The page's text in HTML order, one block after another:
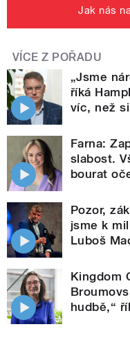
Jak nás
VÍCE Z POŘADU
„Jsme
říká
víc, než
Farna:
slabost.
bourat
Pozor,
jsme k
Luboš
Kingdom
hudbě,“